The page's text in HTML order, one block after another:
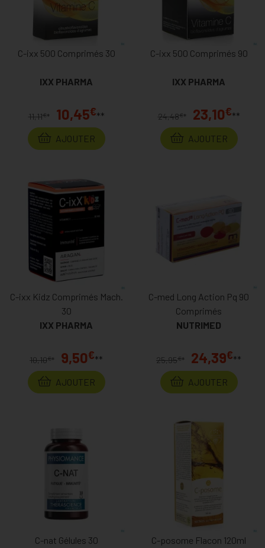
C-ixx 500 Comprimés 30
IXX PHARMA
11,11€ * 10,45€**
AJOUTER
C-ixx 500 Comprimés 90
IXX PHARMA
24,48€ * 23,10€**
AJOUTER
C-ixx Kidz Comprimés Mach.
30
IXX PHARMA
10,10€* 9,50€**
AJOUTER
C-med Long Action Pq 90
Comprimés
NUTRIMED
25,95€* 24,39€**
AJOUTER
C-nat Gélules 30
C-posome Flacon 120ml